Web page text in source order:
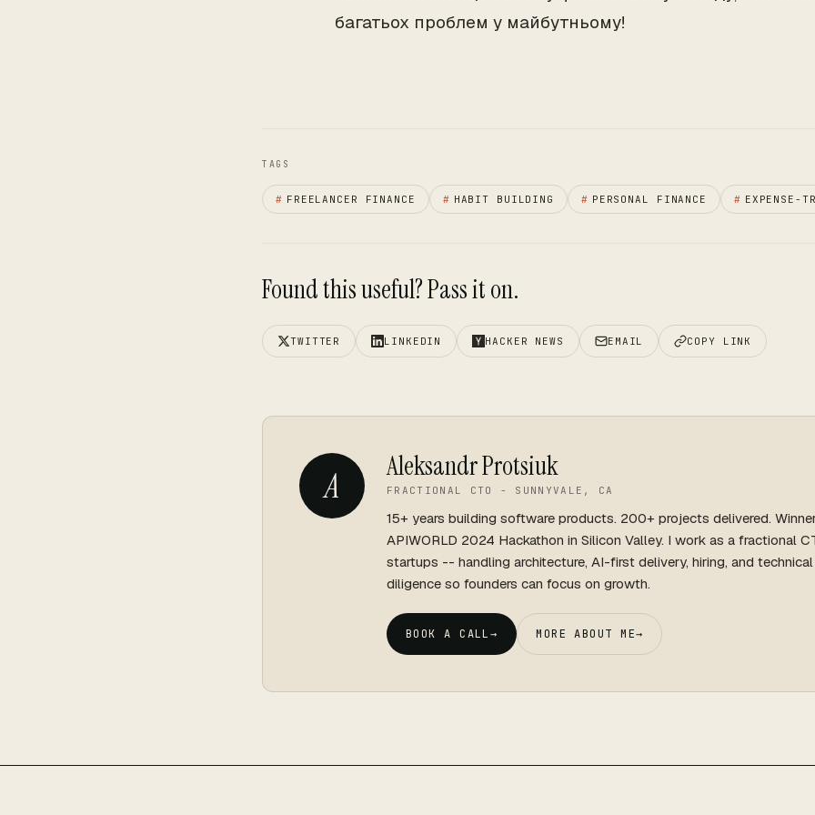
багатьох проблем у майбутньому!
TAGS
# FREELANCER FINANCE # HABIT BUILDING # PERSONAL FINANCE # EXPENSE-
Found this useful? Pass it on.
TWITTER LINKEDIN HACKER NEWS EMAIL COPY LINK
A Aleksandr Protsiuk
FRACTIONAL CTO - SUNNYVALE, CA
15+ years building software products. 200+ projects delivered.
APIWORLD 2024 Hackathon in Silicon Valley. I work as a fractional
startups -- handling architecture, AI-first delivery, hiring, and
diligence so founders can focus on growth.
BOOK A CALL→ MORE ABOUT ME→